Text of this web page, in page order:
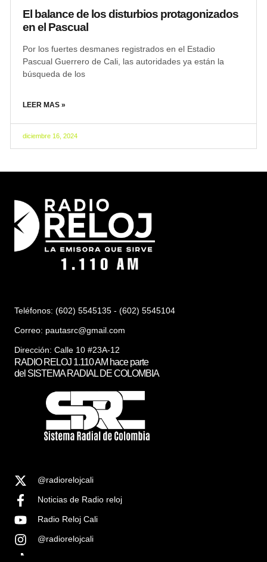
El balance de los disturbios protagonizados
en el Pascual
Por los fuertes desmanes registrados en el Estadio
Pascual Guerrero de Cali, las autoridades ya están la
búsqueda de los
LEER MAS »
diciembre 16, 2024
Teléfonos: (602) 5545135 - (602) 5545104
Correo: pautasrc@gmail.com
Dirección: Calle 10 #23A-12
RADIO RELOJ 1.110 AM hace parte
del SISTEMA RADIAL DE COLOMBIA
@radiorelojcali
Noticias de Radio reloj
Radio Reloj Cali
@radiorelojcali